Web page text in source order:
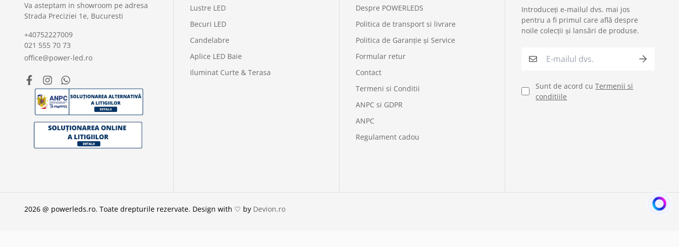
Va asteptam in showroom pe adresa
Strada Preciziei 1e, Bucuresti
+40752227009
021 555 70 73
office@power-led.ro
Lustre LED
Becuri LED
Candelabre
Aplice LED Baie
Iluminat Curte & Terasa
Despre POWERLEDS
Politica de transport si livrare
Politica de Garanție și Service
Formular retur
Contact
Termeni si Conditii
ANPC si GDPR
ANPC
Regulament cadou
Introduceți e-mailul dvs. mai jos
pentru a fi primul care află despre
noile colecții și lansări de produse.
Sunt de acord cuTermenii si
conditiile
2026 @ powerleds.ro. Toate drepturile rezervate. Design with ♡ by Devion.ro
Service si garantii
Verificare status comandă